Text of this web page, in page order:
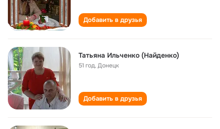
Добавить в друзья
Татьяна Ильченко (Найденко)
51 год,Донецк
Добавить в друзья